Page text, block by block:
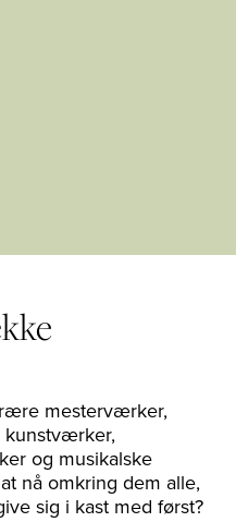
mesterværker,
kunstværker,
og musikalske
nå omkring dem alle,
sig i kast med først?